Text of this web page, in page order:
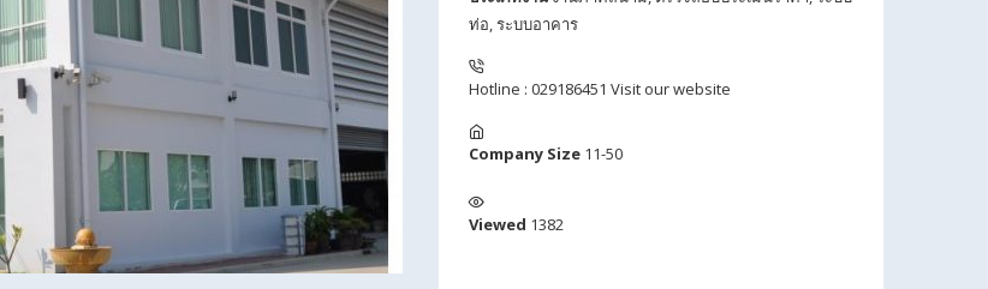
ท่อ,ระบบอาคาร
Hotline : 029186451 Visit our website
Company Size 11-50
Viewed 1382